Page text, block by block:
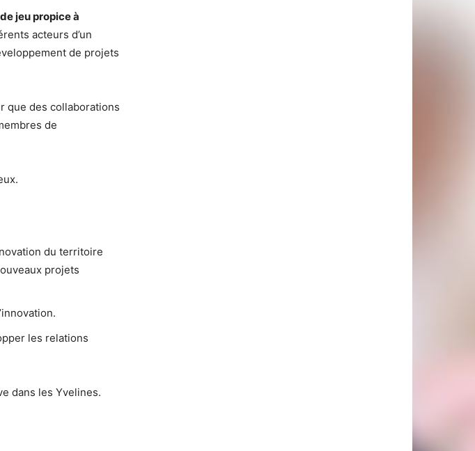
jeu propice à
acteurs d’un
de projets
que des collaborations
de
du territoire
projets
les relations
dans les Yvelines.